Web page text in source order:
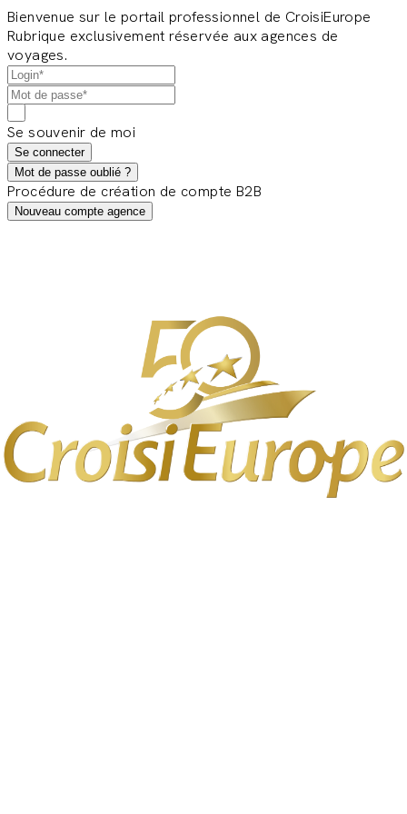
Bienvenue sur le portail professionnel de CroisiEurope
Rubrique exclusivement réservée aux agences de
voyages.
Se souvenir de moi
Se connecter
Mot de passe oublié ?
Procédure de création de compte B2B
Nouveau compte agence